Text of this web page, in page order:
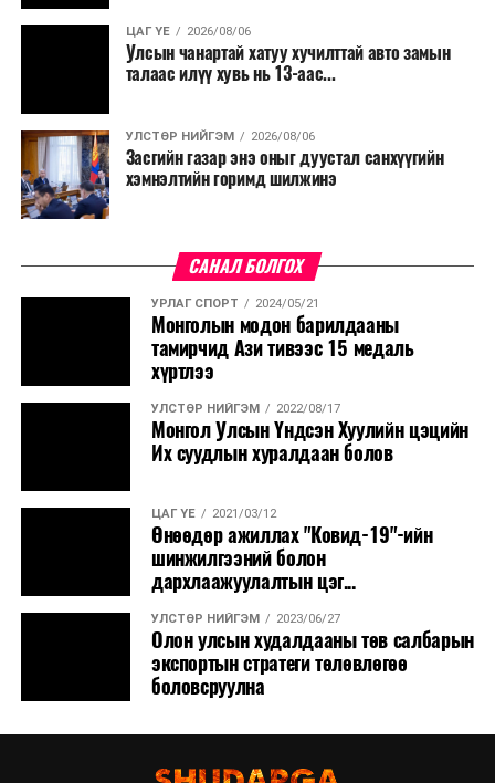
ЦАГ ҮЕ 2026/08/06
Улсын чанартай хатуу хучилттай авто замын
талаас илүү хувь нь 13-аас...
УЛСТӨР НИЙГЭМ 2026/08/06
Засгийн газар энэ оныг дуустал санхүүгийн
хэмнэлтийн горимд шилжинэ
САНАЛ БОЛГОХ
УРЛАГ СПОРТ 2024/05/21
Монголын модон барилдааны
тамирчид Ази тивээс 15 медаль
хүртлээ
УЛСТӨР НИЙГЭМ 2022/08/17
Монгол Улсын Үндсэн Хуулийн цэцийн
Их суудлын хуралдаан болов
ЦАГ ҮЕ 2021/03/12
Өнөөдөр ажиллах "Ковид-19"-ийн
шинжилгээний болон
дархлаажуулалтын цэг...
УЛСТӨР НИЙГЭМ 2023/06/27
Олон улсын худалдааны төв салбарын
экспортын стратеги төлөвлөгөө
боловсруулна